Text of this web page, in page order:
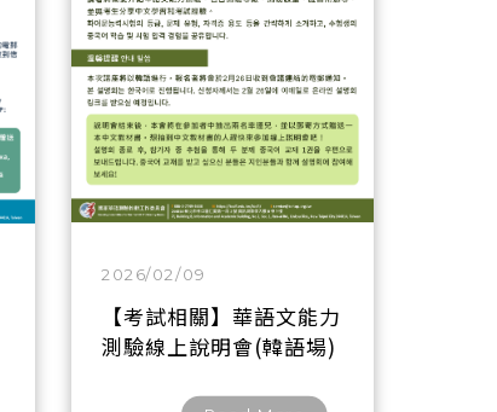
2026/02/09
【考試相關】華語文能力
測驗線上說明會(韓語場)